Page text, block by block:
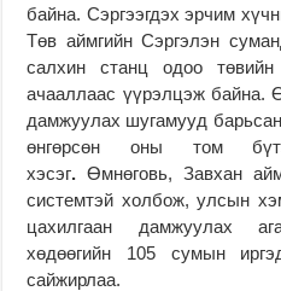
байна. Сэргээгдэх эрчим
Төв аймгийн Сэргэлэн
салхин станц одоо
ачааллаас үүрэлцэж байна.
дамжуулах шугамууд
өнгөрсөн оны том
хэсэг.Өмнөговь, Завхан
системтэй холбож, улсын
цахилгаан дамжуулах
хөдөөгийн 105 сумын
сайжирлаа.